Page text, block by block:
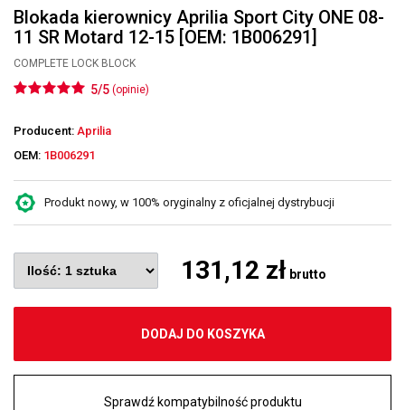
Blokada kierownicy Aprilia Sport City ONE 08-
11 SR Motard 12-15 [OEM: 1B006291]
COMPLETE LOCK BLOCK
5/5 (opinie)
Producent: Aprilia
OEM: 1B006291
Produkt nowy, w 100% oryginalny z oficjalnej dystrybucji
131,12 zł brutto
DODAJ DO KOSZYKA
Sprawdź kompatybilność produktu